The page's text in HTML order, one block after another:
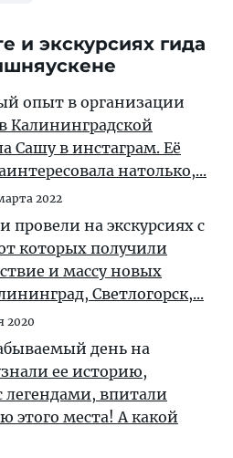
и экскурсиях гида
опыт в организации
Калининградской
Сашу в инстаграм. Её
натолько,...
2022
провели на экскурсиях с
которых получили
и массу новых
Светлогорск,...
2020
день на
ее историю,
легендами, впитали
этого места! А какой